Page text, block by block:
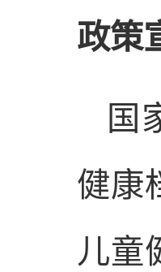
政策
国
健康
儿童